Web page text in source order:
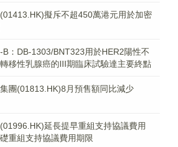
擬斥不超450萬港元用於加密
B：DB-1303/BNT323用於HER2陽性不
移性乳腺癌的III期臨床試驗達主要終點
團(01813.HK)8月預售額同比減少
延長提早重組支持協議費用
重組支持協議費用期限